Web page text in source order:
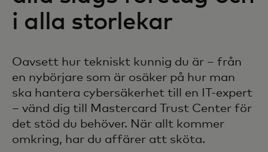
i alla storlekar
Oavsett hur tekniskt kunnig du är – från
en nybörjare som är osäker på hur man
ska hantera cybersäkerhet till en IT-expert
– vänd dig till Mastercard Trust Center för
det stöd du behöver. När allt kommer
omkring, har du affärer att sköta.